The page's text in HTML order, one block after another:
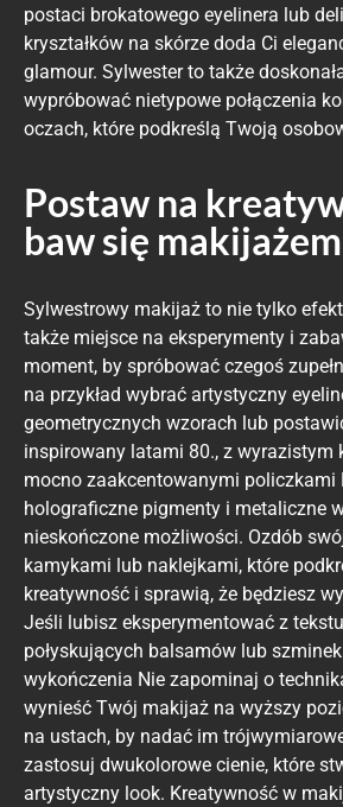
postaci brokatowego eyelinera lub
kryształków na skórze doda Ci
glamour. Sylwester to także
wypróbować nietypowe połączenia
oczach, które podkreślą Twoją
Postaw na
baw się makijażem
Sylwestrowy makijaż to nie tylko
także miejsce na eksperymenty i
moment, by spróbować czegoś
na przykład wybrać artystyczny
geometrycznych wzorach lub
inspirowany latami 80., z wyrazistym
mocno zaakcentowanymi policzkami
holograficzne pigmenty i metaliczne
nieskończone możliwości. Ozdób
kamykami lub naklejkami, które
kreatywność i sprawią, że będziesz
Jeśli lubisz eksperymentować z
połyskujących balsamów lub
wykończenia Nie zapominaj o
wynieść Twój makijaż na wyższy
na ustach, by nadać im
zastosuj dwukolorowe cienie, które
artystyczny look. Kreatywność w